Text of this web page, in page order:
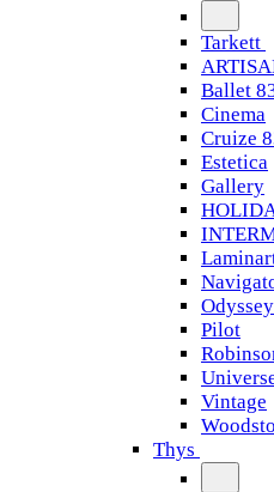
Tarkett
Ballet
Cinema
Cruize
Estetica
Gallery
Pilot
Vintage
Thys